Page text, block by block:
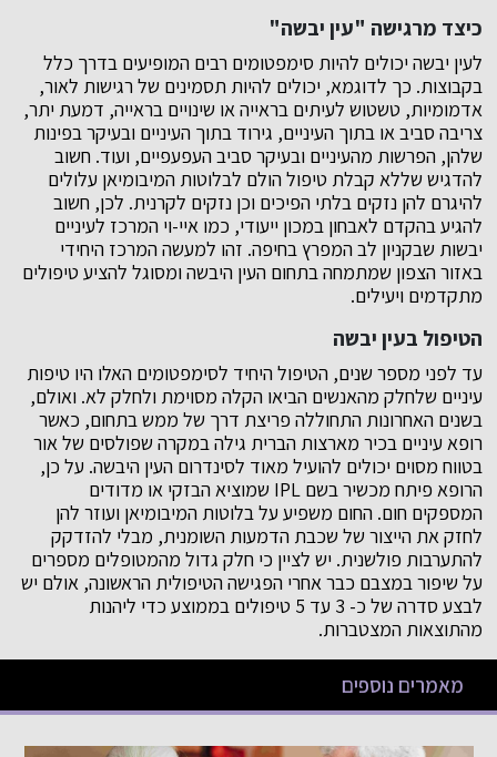
כיצד מרגישה "עין יבשה"
לעין יבשה יכולים להיות סימפטומים רבים המופיעים בדרך כלל
בקבוצות. כך לדוגמא, יכולים להיות תסמינים של רגישות לאור,
אדמומיות, טשטוש לעיתים בראייה או שינויים בראייה, דמעת יתר,
צריבה סביב או בתוך העיניים, גירוד בתוך העיניים ובעיקר בפינות
שלהן, הפרשות מהעיניים ובעיקר סביב העפעפיים, ועוד. חשוב
להדגיש שללא קבלת טיפול הולם לבלוטות המיבומיאן עלולים
להיגרם להן נזקים בלתי הפיכים וכן נזקים לקרנית. לכן, חשוב
להגיע בהקדם לאבחון במכון ייעודי, כמו איי-וי המרכז לעיניים
יבשות שבקניון לב המפרץ בחיפה. זהו למעשה המרכז היחידי
באזור הצפון שמתמחה בתחום העין היבשה ומסוגל להציע טיפולים
מתקדמים ויעילים.
הטיפול בעין יבשה
עד לפני מספר שנים, הטיפול היחיד לסימפטומים האלו היו טיפות
עיניים שלחלק מהאנשים הביאו הקלה מסוימת ולחלק לא. ואולם,
בשנים האחרונות התחוללה פריצת דרך של ממש בתחום, כאשר
רופא עיניים בכיר מארצות הברית גילה במקרה שפולסים של אור
בטווח מסוים יכולים להועיל מאוד לסינדרום העין היבשה. על כן,
הרופא פיתח מכשיר בשם IPL שמוציא הבזקי או מדודים
המספקים חום. החום משפיע על בלוטות המיבומיאן ועוזר להן
לחזק את הייצור של שכבת הדמעות השומנית, מבלי להזדקק
להתערבות פולשנית. יש לציין כי חלק גדול מהמטופלים מספרים
על שיפור במצבם כבר אחרי הפגישה הטיפולית הראשונה, אולם יש
לבצע סדרה של כ- 3 עד 5 טיפולים בממוצע כדי ליהנות
מהתוצאות המצטברות.
מאמרים נוספים